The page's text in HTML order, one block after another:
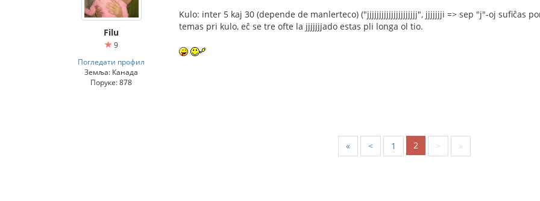
Filu
9
Погледати профил
Земља: Канада
Поруке: 878
Kulo: inter 5 kaj 30 (depende de manlerteco) ("jjjjjjjjjjjjjjjjjjjjj", jjjjjjji => sep "j"-oj sufiĉas
temas pri kulo, eĉ se tre ofte la jjjjjjjado estas pli longa ol tio.
« < 1 2 > »